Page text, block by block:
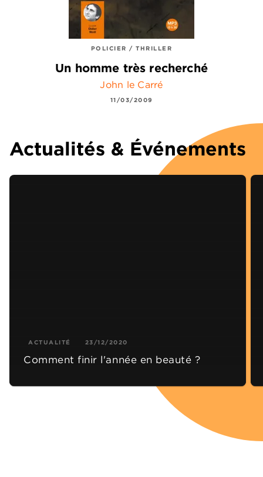
POLICIER / THRILLER
Un homme très recherché
John le Carré
11/03/2009
Actualités & Événements
ACTUALITÉ 23/12/2020
Comment finir l'année en beauté ?